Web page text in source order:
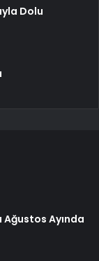
Dolu
Ağustos Ayında